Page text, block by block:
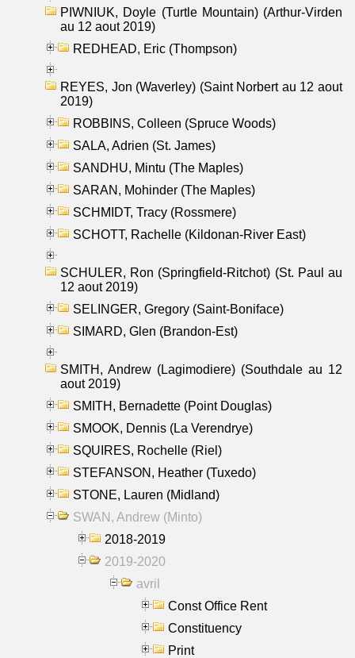
PIWNIUK, Doyle (Turtle Mountain) (Arthur-Virden
au 12 aout 2019)
REDHEAD, Eric (Thompson)
REYES, Jon (Waverley) (Saint Norbert au 12 aout
2019)
ROBBINS, Colleen (Spruce Woods)
SALA, Adrien (St. James)
SANDHU, Mintu (The Maples)
SARAN, Mohinder (The Maples)
SCHMIDT, Tracy (Rossmere)
SCHOTT, Rachelle (Kildonan-River East)
SCHULER, Ron (Springfield-Ritchot) (St. Paul au
12 aout 2019)
SELINGER, Gregory (Saint-Boniface)
SIMARD, Glen (Brandon-Est)
SMITH, Andrew (Lagimodiere) (Southdale au 12
aout 2019)
SMITH, Bernadette (Point Douglas)
SMOOK, Dennis (La Verendrye)
SQUIRES, Rochelle (Riel)
STEFANSON, Heather (Tuxedo)
STONE, Lauren (Midland)
SWAN, Andrew (Minto)
2018-2019
2019-2020
avril
Const Office Rent
Constituency
Print